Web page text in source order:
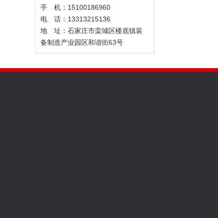
手 机：15100186960
电 话：13313215136
地 址：石家庄市栾城区楼底镇装
备制造产业园区和谐街63号